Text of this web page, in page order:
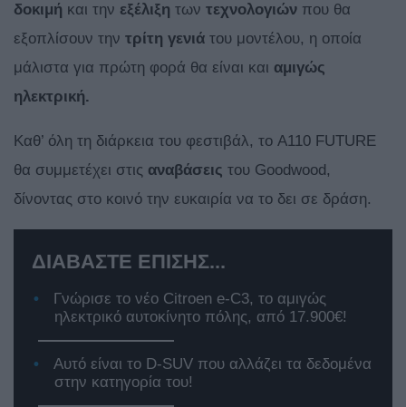
δοκιμή και την εξέλιξη των τεχνολογιών που θα
εξοπλίσουν την τρίτη γενιά του μοντέλου, η οποία
μάλιστα για πρώτη φορά θα είναι και αμιγώς
ηλεκτρική.
Καθ’ όλη τη διάρκεια του φεστιβάλ, το A110 FUTURE
θα συμμετέχει στις αναβάσεις του Goodwood,
δίνοντας στο κοινό την ευκαιρία να το δει σε δράση.
ΔΙΑΒΑΣΤΕ ΕΠΙΣΗΣ...
Γνώρισε το νέο Citroen e-C3, το αμιγώς
ηλεκτρικό αυτοκίνητο πόλης, από 17.900€!
Αυτό είναι το D-SUV που αλλάζει τα δεδομένα
στην κατηγορία του!